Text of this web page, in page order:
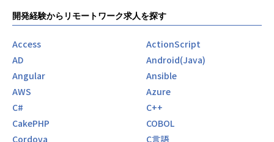
開発経験からリモートワーク求人を探す
Access
ActionScript
AD
Android(Java)
Angular
Ansible
AWS
Azure
C#
C++
CakePHP
COBOL
Cordova
C言語